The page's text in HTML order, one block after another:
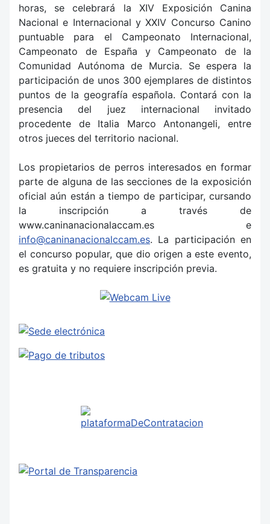
horas, se celebrará la XIV Exposición Canina
Nacional e Internacional y XXIV Concurso Canino
puntuable para el Campeonato Internacional,
Campeonato de España y Campeonato de la
Comunidad Autónoma de Murcia. Se espera la
participación de unos 300 ejemplares de distintos
puntos de la geografía española. Contará con la
presencia del juez internacional invitado
procedente de Italia Marco Antonangeli, entre
otros jueces del territorio nacional.
Los propietarios de perros interesados en formar
parte de alguna de las secciones de la exposición
oficial aún están a tiempo de participar, cursando
la inscripción a través de
www.caninanacionalaccam.es e
info@caninanacionalccam.es. La participación en
el concurso popular, que dio origen a este evento,
es gratuita y no requiere inscripción previa.